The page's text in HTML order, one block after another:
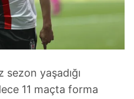
yaşadığı
11 maçta forma